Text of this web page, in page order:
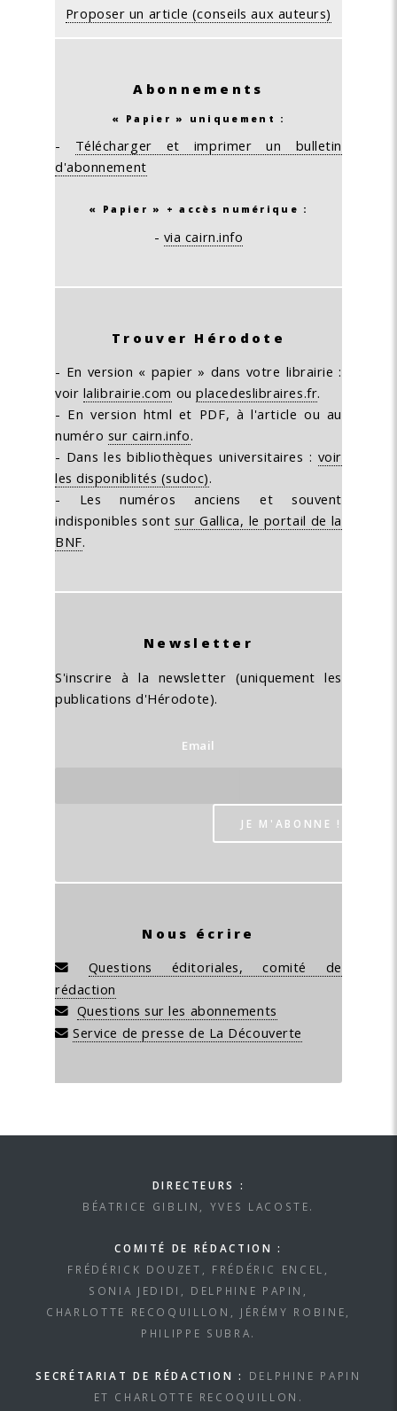
Proposer un article (conseils aux auteurs)
Abonnements
« Papier » uniquement :
- Télécharger et imprimer un bulletin
d'abonnement
« Papier » + accès numérique :
- via cairn.info
Trouver Hérodote
- En version « papier » dans votre librairie :
voir lalibrairie.com ouplacedeslibraires.fr.
- En version html et PDF, à l'article ou au
numéro sur cairn.info.
- Dans les bibliothèques universitaires : voir
les disponiblités (sudoc).
- Les numéros anciens et souvent
indisponibles sontsur Gallica, le portail de la
BNF.
Newsletter
S'inscrire à la newsletter (uniquement les
publications d'Hérodote).
Email
Nous écrire
Questions éditoriales, comité de
rédaction
Questions sur les abonnements
Service de presse de La Découverte
DIRECTEURS :
BÉATRICE GIBLIN, YVES LACOSTE.
COMITÉ DE RÉDACTION :
FRÉDÉRICK DOUZET, FRÉDÉRIC ENCEL,
SONIA JEDIDI, DELPHINE PAPIN,
CHARLOTTE RECOQUILLON, JÉRÉMY ROBINE,
PHILIPPE SUBRA.
SECRÉTARIAT DE RÉDACTION :
DELPHINE PAPIN
ET CHARLOTTE RECOQUILLON.